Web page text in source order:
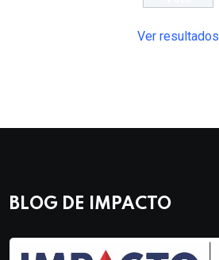
Ver resultados
BLOG DE IMPACTO